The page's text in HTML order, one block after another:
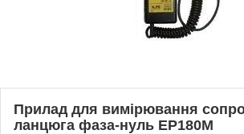
Прилад для вимірювання
ланцюга фаза-нуль ЕР180М